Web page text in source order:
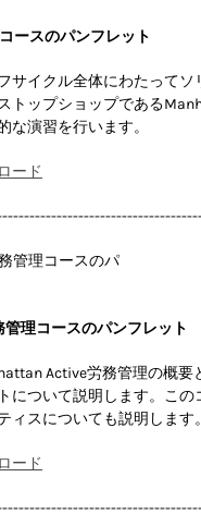
ースのパンフレット
サイクル全体にわたってソ
トップショップである
な演習を行います。
ード
理コースのパンフレット
Active労務管理の概要
について説明します。この
ィスについても説明します。
ード